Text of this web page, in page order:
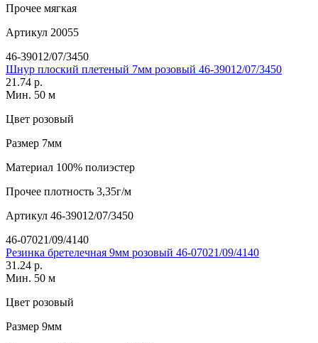
Прочее мягкая
Артикул 20055
46-39012/07/3450
Шнур плоский плетеный 7мм розовый 46-39012/07/3450
21.74 р.
Мин. 50 м
Цвет розовый
Размер 7мм
Материал 100% полиэстер
Прочее плотность 3,35г/м
Артикул 46-39012/07/3450
46-07021/09/4140
Резинка бретелечная 9мм розовый 46-07021/09/4140
31.24 р.
Мин. 50 м
Цвет розовый
Размер 9мм